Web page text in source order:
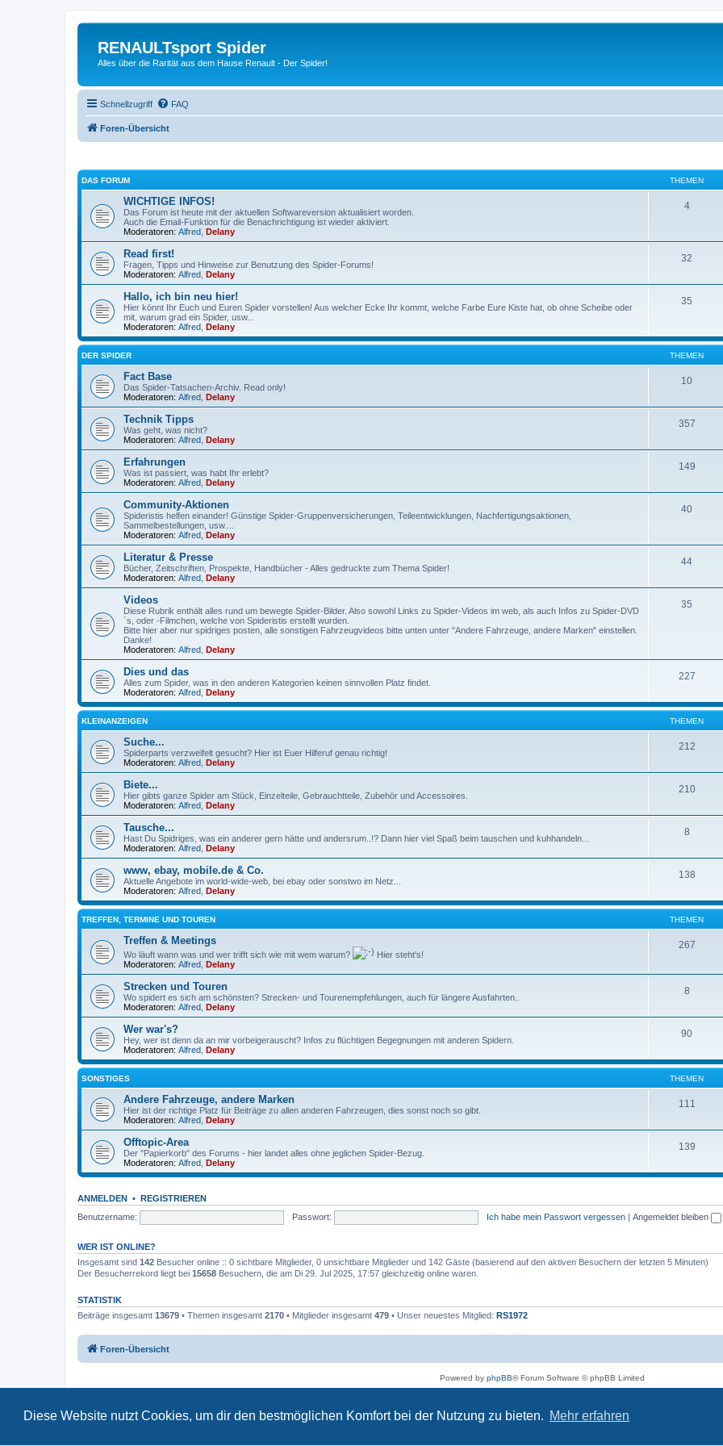
Diese Website nutzt Cookies, um dir den bestmöglichen Komfort bei der Nutzung zu bieten. Mehr erfahren
RENAULTsport Spider
Alles über die Rarität aus dem Hause Renault - Der Spider!
Schnellzugriff FAQ
Foren-Übersicht
DAS FORUM THEMEN
WICHTIGE INFOS!
Das Forum ist heute mit der aktuellen Softwareversion aktualisiert worden.
Auch die Email-Funktion für die Benachrichtigung ist wieder aktiviert.
Moderatoren: Alfred Delany
4
Read first!
Fragen, Tipps und Hinweise zur Benutzung des Spider-Forums!
Moderatoren: Alfred Delany
32
Hallo, ich bin neu hier!
Hier könnt Ihr Euch und Euren Spider vorstellen! Aus welcher Ecke Ihr kommt, welche Farbe Eure Kiste hat, ob ohne Scheibe oder
mit, warum grad ein Spider, usw...
Moderatoren: Alfred Delany
35
DER SPIDER THEMEN
Fact Base
Das Spider-Tatsachen-Archiv. Read only!
Moderatoren: Alfred Delany
10
Technik Tipps
Was geht, was nicht?
Moderatoren: Alfred Delany
357
Erfahrungen
Was ist passiert, was habt Ihr erlebt?
Moderatoren: Alfred Delany
149
Community-Aktionen
Spideristis helfen einander! Günstige Spider-Gruppenversicherungen, Teileentwicklungen, Nachfertigungsaktionen,
Sammelbestellungen, usw....
Moderatoren: Alfred Delany
40
Literatur & Presse
Bücher, Zeitschriften, Prospekte, Handbücher - Alles gedruckte zum Thema Spider!
Moderatoren: Alfred Delany
44
Videos
Diese Rubrik enthält alles rund um bewegte Spider-Bilder. Also sowohl Links zu Spider-Videos im web, als auch Infos zu Spider-DVD
´s, oder -Filmchen, welche von Spideristis erstellt wurden.
Bitte hier aber nur spidriges posten, alle sonstigen Fahrzeugvideos bitte unten unter "Andere Fahrzeuge, andere Marken" einstellen.
Danke!
Moderatoren: Alfred Delany
35
Dies und das
Alles zum Spider, was in den anderen Kategorien keinen sinnvollen Platz findet.
Moderatoren: Alfred Delany
227
KLEINANZEIGEN THEMEN
Suche...
Spiderparts verzweifelt gesucht? Hier ist Euer Hilferuf genau richtig!
Moderatoren: Alfred Delany
212
Biete...
Hier gibts ganze Spider am Stück, Einzelteile, Gebrauchtteile, Zubehör und Accessoires.
Moderatoren: Alfred Delany
210
Tausche...
Hast Du Spidriges, was ein anderer gern hätte und andersrum..!? Dann hier viel Spaß beim tauschen und kuhhandeln...
Moderatoren: Alfred Delany
8
www, ebay, mobile.de & Co.
Aktuelle Angebote im world-wide-web, bei ebay oder sonstwo im Netz...
Moderatoren: Alfred Delany
138
TREFFEN, TERMINE UND TOUREN THEMEN
Treffen & Meetings
Wo läuft wann was und wer trifft sich wie mit wem warum?
Hier steht's!
Moderatoren: Alfred Delany
267
Strecken und Touren
Wo spidert es sich am schönsten? Strecken- und Tourenempfehlungen, auch für längere Ausfahrten..
Moderatoren: Alfred Delany
8
Wer war's?
Hey, wer ist denn da an mir vorbeigerauscht? Infos zu flüchtigen Begegnungen mit anderen Spidern.
Moderatoren: Alfred Delany
90
SONSTIGES THEMEN
Andere Fahrzeuge, andere Marken
Hier ist der richtige Platz für Beiträge zu allen anderen Fahrzeugen, dies sonst noch so gibt.
Moderatoren: Alfred Delany
111
Offtopic-Area
Der "Papierkorb" des Forums - hier landet alles ohne jeglichen Spider-Bezug.
Moderatoren: Alfred Delany
139
ANMELDEN • REGISTRIEREN
Benutzername:
Passwort: Ich habe mein Passwort vergessen | Angemeldet bleiben
WER IST ONLINE?
Insgesamt sind 142 Besucher online :: 0 sichtbare Mitglieder, 0 unsichtbare Mitglieder und 142 Gäste (basierend auf den aktiven Besuchern der letzten 5 Minuten)
Der Besucherrekord liegt bei 15658 Besuchern, die am Di 29. Jul 2025, 17:57 gleichzeitig online waren.
STATISTIK
Beiträge insgesamt 13679 • Themen insgesamt 2170 • Mitglieder insgesamt 479 • Unser neuestes Mitglied: RS1972
Foren-Übersicht
Powered by phpBB® Forum Software © phpBB Limited